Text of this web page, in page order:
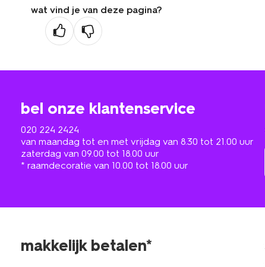
wat vind je van deze pagina?
bel onze klantenservice
020 224 2424
van maandag tot en met vrijdag van 8.30 tot 21.00 uur
zaterdag van 09.00 tot 18.00 uur
* raamdecoratie van 10.00 tot 18.00 uur
makkelijk betalen*